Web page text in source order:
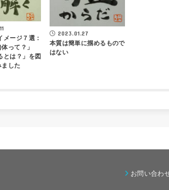
メージ７選：
って？」
とは？」を図
した
2023.01.27
本質は簡単に掴めるもので
はない
お問い合わ